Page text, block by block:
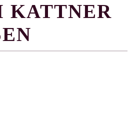
KATTNER